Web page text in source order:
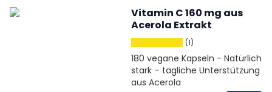
Vitamin C 160 mg aus
Acerola Extrakt
(1)
180 vegane Kapseln - Natürlich
stark – tägliche Unterstützung
aus Acerola